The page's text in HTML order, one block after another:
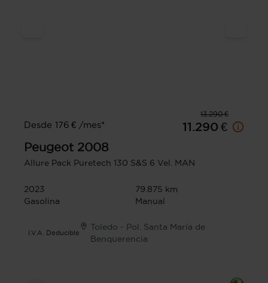
13.290 €
Desde 176 € /mes*
11.290 €
Peugeot 2008
Allure Pack Puretech 130 S&S 6 Vel. MAN
2023
79.875 km
Gasolina
Manual
I.V.A. Deducible
Toledo - Pol. Santa María de
Benquerencia